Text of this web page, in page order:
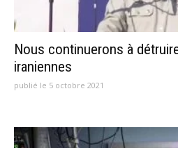
Nous continuerons à
iraniennes
publié le 5 octobre 2021